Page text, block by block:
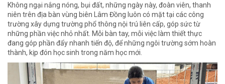
Không ngại nắng nóng, bụi đất, những ngày này, đoàn viên, thanh
niên trên địa bàn vùng biên Lâm Đồng luôn có mặt tại các công
trường xây dựng trường phổ thông nội trú liên cấp, góp sức từ
những phần việc nhỏ nhất. Mỗi bàn tay, mỗi việc làm thiết thực
đang góp phần đẩy nhanh tiến độ, để những ngôi trường sớm hoàn
thành, kịp đón học sinh trong năm học mới.